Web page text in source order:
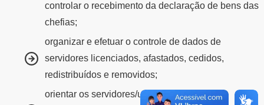
controlar o recebimento da declaração de bens das
chefias;
organizar e efetuar o controle de dados de
servidores licenciados, afastados, cedidos,
redistribuídos e removidos;
orientar os servidores/usuários quanto aos